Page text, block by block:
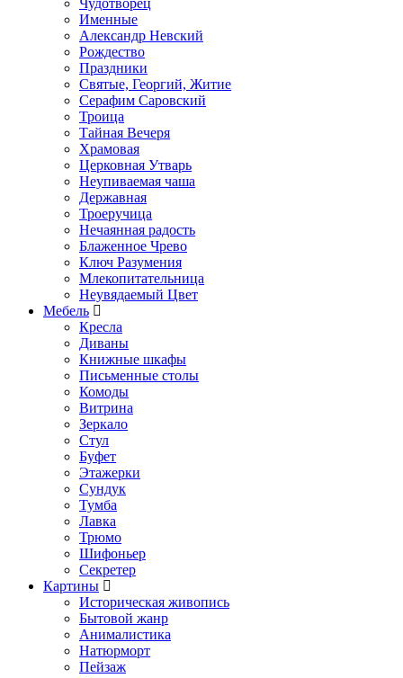
Чудотворец
Именные
Александр Невский
Рождество
Праздники
Святые, Георгий, Житие
Серафим Саровский
Троица
Тайная Вечеря
Храмовая
Церковная Утварь
Неупиваемая чаша
Державная
Троеручица
Нечаянная радость
Блаженное Чрево
Ключ Разумения
Млекопитательница
Неувядаемый Цвет
Мебель
Кресла
Диваны
Книжные шкафы
Письменные столы
Комоды
Витрина
Зеркало
Стул
Буфет
Этажерки
Сундук
Тумба
Лавка
Трюмо
Шифоньер
Секретер
Картины
Историческая живопись
Бытовой жанр
Анималистика
Натюрморт
Пейзаж